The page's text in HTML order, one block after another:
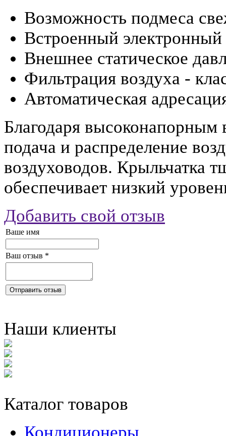
Возможность подмеса
Встроенный
Внешнее статическое
Фильтрация воздуха -
Автоматическая
Благодаря высоконапорным
подача и распределение
воздуховодов. Крыльчатка
обеспечивает низкий
Добавить свой отзыв
Ваше имя
Ваш отзыв *
Отправить отзыв
Наши клиенты
Каталог товаров